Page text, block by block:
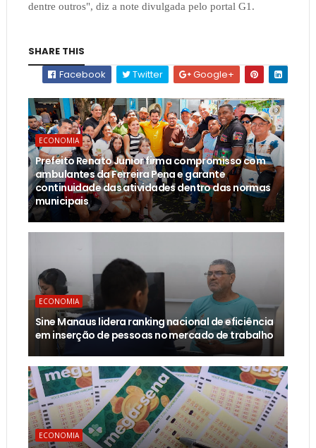
dentre outros", diz a note divulgada pelo portal G1.
SHARE THIS
Facebook
Twitter Google+
ECONOMIA
Prefeito Renato Junior firma compromisso com
ambulantes da Ferreira Pena e garante
continuidade das atividades dentro das normas
municipais
ECONOMIA
Sine Manaus lidera ranking nacional de eficiência
em inserção de pessoas no mercado de trabalho
ECONOMIA